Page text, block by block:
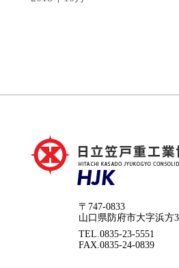
〒747-0833
山口県防府市大字浜方
TEL.0835-23-5551
FAX.0835-24-0839